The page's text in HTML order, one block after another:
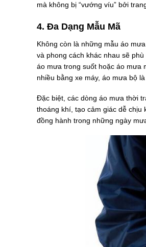
mà không bị “vướng víu” bởi
4. Đa Dạng Mẫu Mã
Không còn là những mẫu áo
và phong cách khác nhau sẽ
áo mưa trong suốt hoặc áo mưa
nhiều bằng xe máy, áo mưa bộ
Đặc biệt, các dòng áo mưa thời
thoáng khí, tạo cảm giác dễ chịu
đồng hành trong những ngày